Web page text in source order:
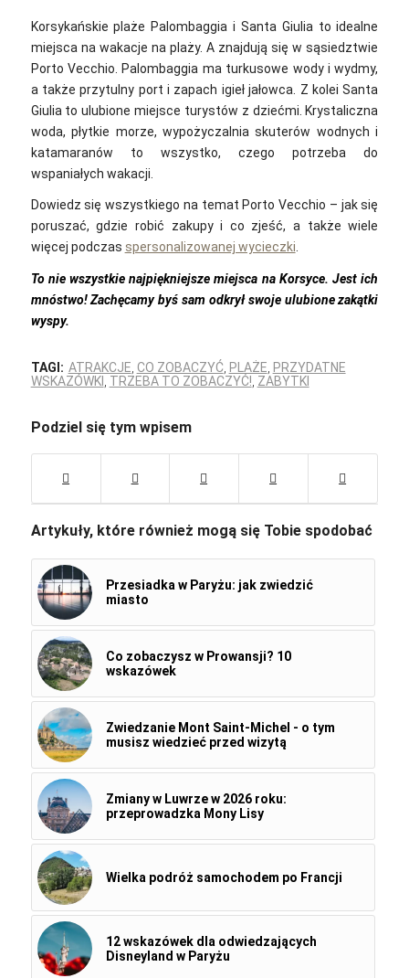
Korsykańskie plaże Palombaggia i Santa Giulia to idealne
miejsca na wakacje na plaży. A znajdują się w sąsiedztwie
Porto Vecchio. Palombaggia ma turkusowe wody i wydmy,
a także przytulny port i zapach igieł jałowca. Z kolei Santa
Giulia to ulubione miejsce turystów z dziećmi. Krystaliczna
woda, płytkie morze, wypożyczalnia skuterów wodnych i
katamaranów to wszystko, czego potrzeba do
wspaniałych wakacji.
Dowiedz się wszystkiego na temat Porto Vecchio – jak się
poruszać, gdzie robić zakupy i co zjeść, a także wiele
więcej podczas spersonalizowanej wycieczki.
To nie wszystkie najpiękniejsze miejsca na Korsyce. Jest ich
mnóstwo! Zachęcamy byś sam odkrył swoje ulubione zakątki
wyspy.
TAGI: ATRAKCJE, CO ZOBACZYĆ, PLAŻE, PRZYDATNE
WSKAZÓWKI , TRZEBA TO ZOBACZYĆ!, ZABYTKI
Podziel się tym wpisem
Artykuły, które również mogą się Tobie spodobać
Przesiadka w Paryżu: jak zwiedzić
miasto
Co zobaczysz w Prowansji? 10
wskazówek
Zwiedzanie Mont Saint-Michel - o tym
musisz wiedzieć przed wizytą
Zmiany w Luwrze w 2026 roku:
przeprowadzka Mony Lisy
Wielka podróż samochodem po Francji
12 wskazówek dla odwiedzających
Disneyland w Paryżu